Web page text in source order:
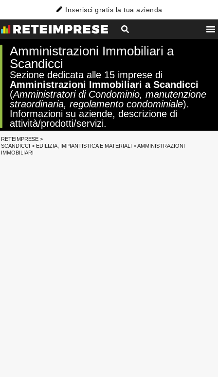
Inserisci gratis la tua azienda
Amministrazioni Immobiliari a
Scandicci
Sezione dedicata alle 15 imprese di
Amministrazioni Immobiliari a Scandicci
(Amministratori di Condominio, manutenzione
straordinaria, regolamento condominiale).
Informazioni su aziende, descrizione di
attività/prodotti/servizi.
RETEIMPRESE >
SCANDICCI > EDILIZIA, IMPIANTISTICA E MATERIALI >AMMINISTRAZIONI
IMMOBILIARI